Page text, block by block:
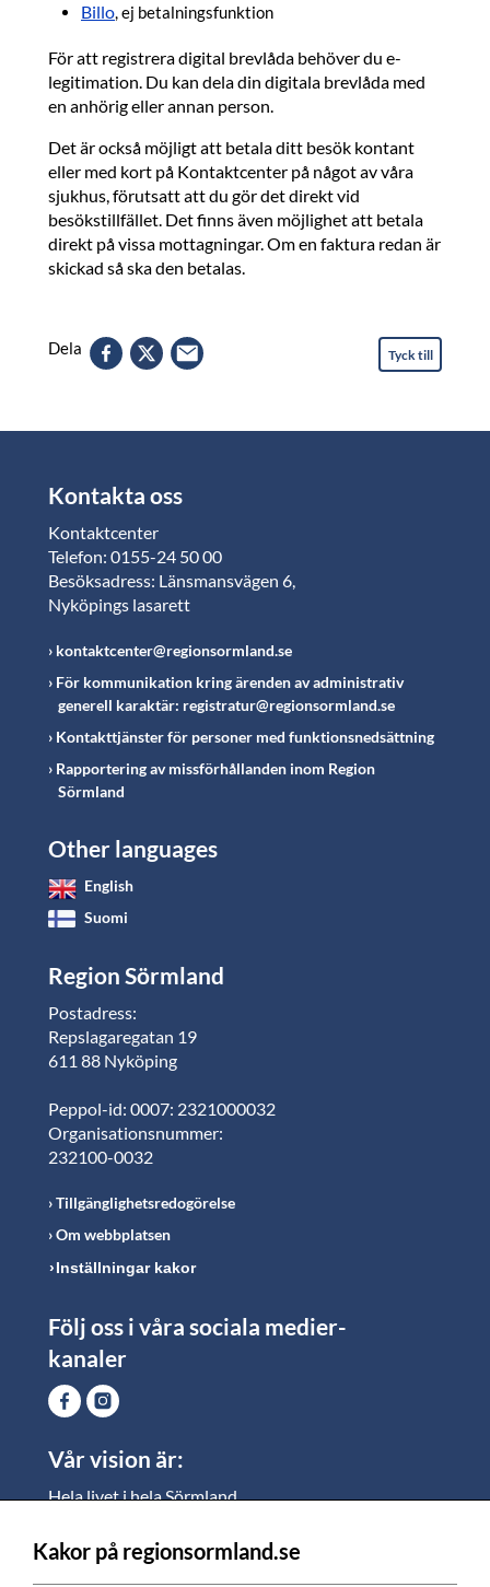
Billo, ej betalningsfunktion
För att registrera digital brevlåda behöver du e-
legitimation. Du kan dela din digitala brevlåda med
en anhörig eller annan person.
Det är också möjligt att betala ditt besök kontant
eller med kort på Kontaktcenter på något av våra
sjukhus, förutsatt att du gör det direkt vid
besökstillfället. Det finns även möjlighet att betala
direkt på vissa mottagningar. Om en faktura redan är
skickad så ska den betalas.
Dela Tyck till
Kontakta oss
Kontaktcenter
Telefon: 0155-24 50 00
Besöksadress: Länsmansvägen 6,
Nyköpings lasarett
kontaktcenter@regionsormland.se
För kommunikation kring ärenden av administrativ
generell karaktär: registratur@regionsormland.se
Kontakttjänster för personer med funktionsnedsättning
Rapportering av missförhållanden inom Region
Sörmland
Other languages
English
Suomi
Region Sörmland
Postadress:
Repslagaregatan 19
611 88 Nyköping
Peppol-id: 0007: 2321000032
Organisationsnummer:
232100-0032
Tillgänglighetsredogörelse
Om webbplatsen
Inställningar kakor
Följ oss i våra sociala medier-
kanaler
Vår vision är:
Hela livet i hela Sörmland.
vi vill skapa jämlika möjligheter för både
medarbetare och invånare att växa.
Kakor på regionsormland.se